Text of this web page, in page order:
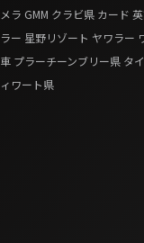
メラ GMM クラビ県 カード
ラー 星野リゾート ヤワラー
車 プラーチーンブリー県 タ
ィワート県